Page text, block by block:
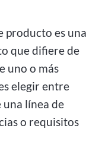
producto es una
que difiere de
uno o más
elegir entre
línea de
o requisitos